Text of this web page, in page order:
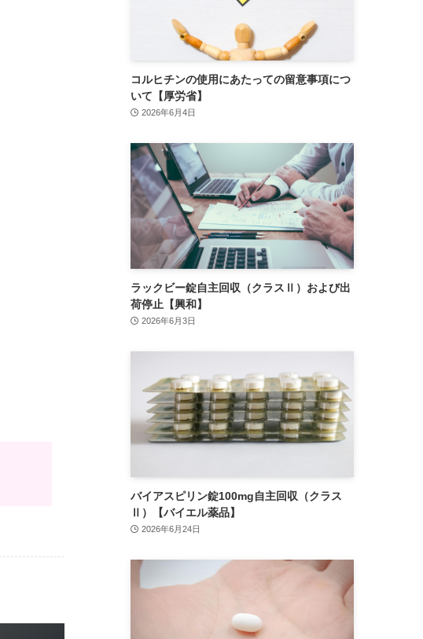
コルヒチンの使用にあたっての留意事項につ
いて【厚労省】
2026年6月4日
ラックビー錠自主回収（クラスⅡ）および出
荷停止【興和】
2026年6月3日
バイアスピリン錠100mg自主回収（クラス
Ⅱ）【バイエル薬品】
2026年6月24日